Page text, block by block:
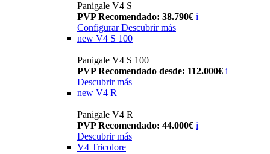
Panigale V4 S
PVP Recomendado: 38.790€ i
Configurar Descubrir más
new V4 S 100
Panigale V4 S 100
PVP Recomendado desde: 112.000€ i
Descubrir más
new V4 R
Panigale V4 R
PVP Recomendado: 44.000€ i
Descubrir más
V4 Tricolore